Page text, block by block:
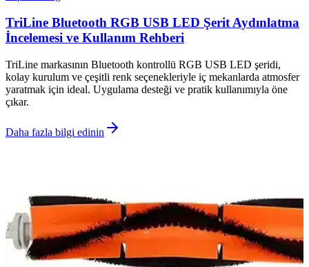
TriLine Bluetooth RGB USB LED Şerit Aydınlatma
İncelemesi ve Kullanım Rehberi
TriLine markasının Bluetooth kontrollü RGB USB LED şeridi,
kolay kurulum ve çeşitli renk seçenekleriyle iç mekanlarda atmosfer
yaratmak için ideal. Uygulama desteği ve pratik kullanımıyla öne
çıkar.
Daha fazla bilgi edinin